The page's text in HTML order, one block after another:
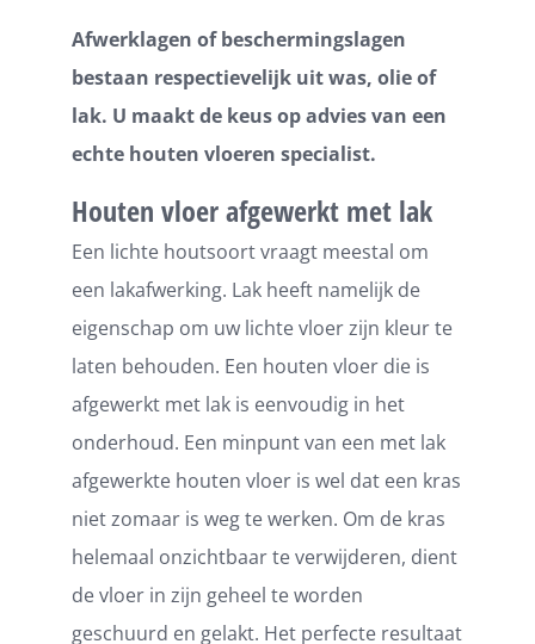
Afwerklagen of beschermingslagen
bestaan respectievelijk uit was, olie of
lak. U maakt de keus op advies van een
echte houten vloeren specialist.
Houten vloer afgewerkt met lak
Een lichte houtsoort vraagt meestal om
een lakafwerking. Lak heeft namelijk de
eigenschap om uw lichte vloer zijn kleur te
laten behouden. Een houten vloer die is
afgewerkt met lak is eenvoudig in het
onderhoud. Een minpunt van een met lak
afgewerkte houten vloer is wel dat een kras
niet zomaar is weg te werken. Om de kras
helemaal onzichtbaar te verwijderen, dient
de vloer in zijn geheel te worden
geschuurd en gelakt. Het perfecte resultaat